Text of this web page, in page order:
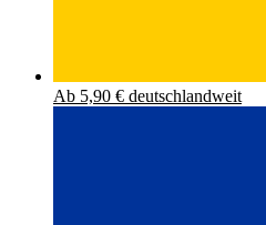
Ab 5,90 € deutschlandweit